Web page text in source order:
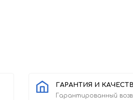
ГАРАНТИЯ И
Гарантированный